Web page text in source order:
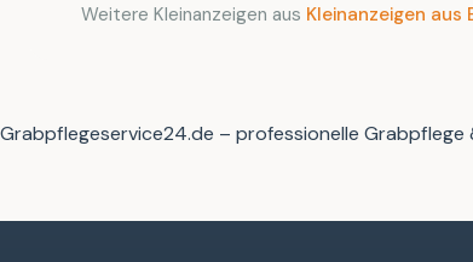
Weitere Kleinanzeigen aus Kleinanzeigen aus
Grabpflegeservice24.de – professionelle Grabpflege